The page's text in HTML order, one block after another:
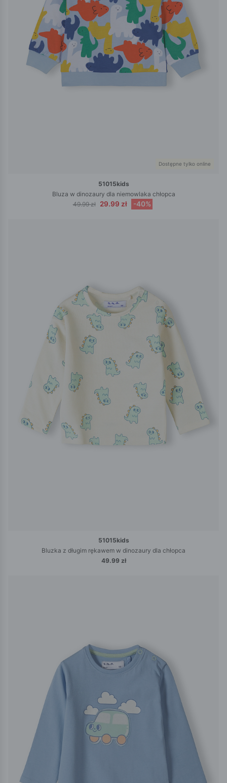
Dostępne tylko online
51015kids
Bluza w dinozaury dla niemowlaka chłopca
49.99 zł
29.99 zł -40%
51015kids
Bluzka z długim rękawem w dinozaury dla chłopca
49.99 zł